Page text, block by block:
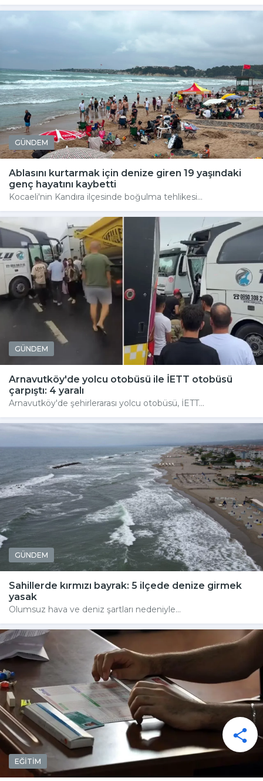
GÜNDEM
Ablasını kurtarmak için denize giren 19 yaşındaki
genç hayatını kaybetti
Kocaeli'nin Kandıra ilçesinde boğulma tehlikesi...
GÜNDEM
Arnavutköy'de yolcu otobüsü ile İETT otobüsü
çarpıştı: 4 yaralı
Arnavutköy'de şehirlerarası yolcu otobüsü, İETT...
GÜNDEM
Sahillerde kırmızı bayrak: 5 ilçede denize girmek
yasak
Olumsuz hava ve deniz şartları nedeniyle...
EĞİTİM